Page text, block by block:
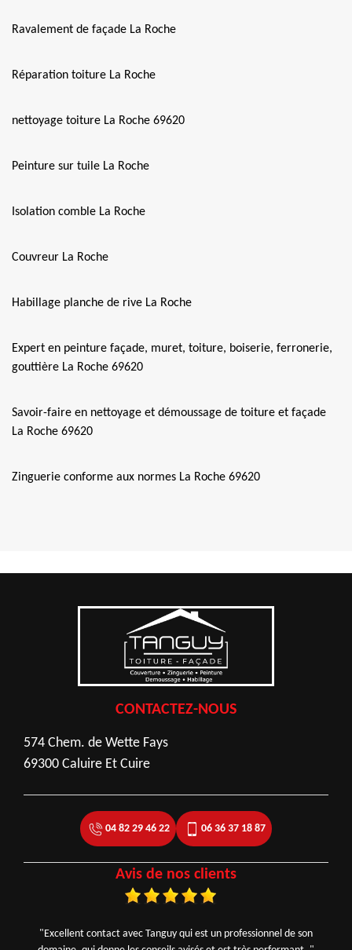
Ravalement de façade La Roche
Réparation toiture La Roche
nettoyage toiture La Roche 69620
Peinture sur tuile La Roche
Isolation comble La Roche
Couvreur La Roche
Habillage planche de rive La Roche
Expert en peinture façade, muret, toiture, boiserie, ferronerie,
gouttière La Roche 69620
Savoir-faire en nettoyage et démoussage de toiture et façade
La Roche 69620
Zinguerie conforme aux normes La Roche 69620
CONTACTEZ-NOUS
574 Chem. de Wette Fays
69300 Caluire Et Cuire
04 82 29 46 22 06 36 37 18 87
Avis de nos clients
"Excellent contact avec Tanguy qui est un professionnel de son